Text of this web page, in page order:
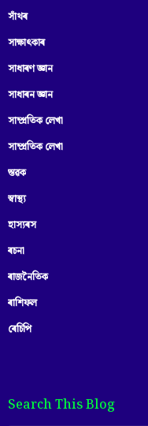
সাঁথৰ
সাক্ষাৎকাৰ
সাধাৰণ জ্ঞান
সাধাৰন জ্ঞান
সাম্প্রতিক লেখা
সাম্প্ৰতিক লেখা
স্তৱক
স্বাস্থ্য
হাস্যৰস
ৰচনা
ৰাজনৈতিক
ৰাশিফল
ৰেচিপি
Search This Blog